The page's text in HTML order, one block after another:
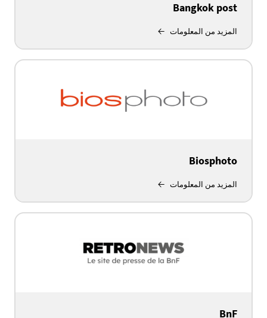
Bangkok post
المزيد من المعلومات
Biosphoto
المزيد من المعلومات
BnF